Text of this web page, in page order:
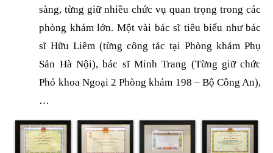
sàng, từng giữ nhiều chức vụ quan trọng trong các
phòng khám lớn. Một vài bác sĩ tiêu biểu như bác
sĩ Hữu Liêm (từng công tác tại Phòng khám Phụ
Sản Hà Nội), bác sĩ Minh Trang (Từng giữ chức
Phó khoa Ngoại 2 Phòng khám 198 – Bộ Công An),
…